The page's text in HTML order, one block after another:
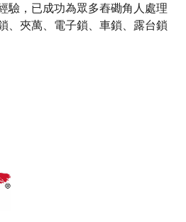
驗，已成功為眾多舂磡角人處理
、夾萬、電子鎖、車鎖、露台鎖